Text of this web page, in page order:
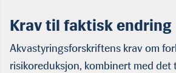
Krav til faktisk endring
Akvastyringsforskriftens krav om
risikoreduksjon, kombinert med det